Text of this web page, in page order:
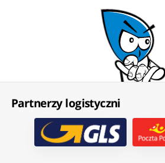
Partnerzy logistyczni